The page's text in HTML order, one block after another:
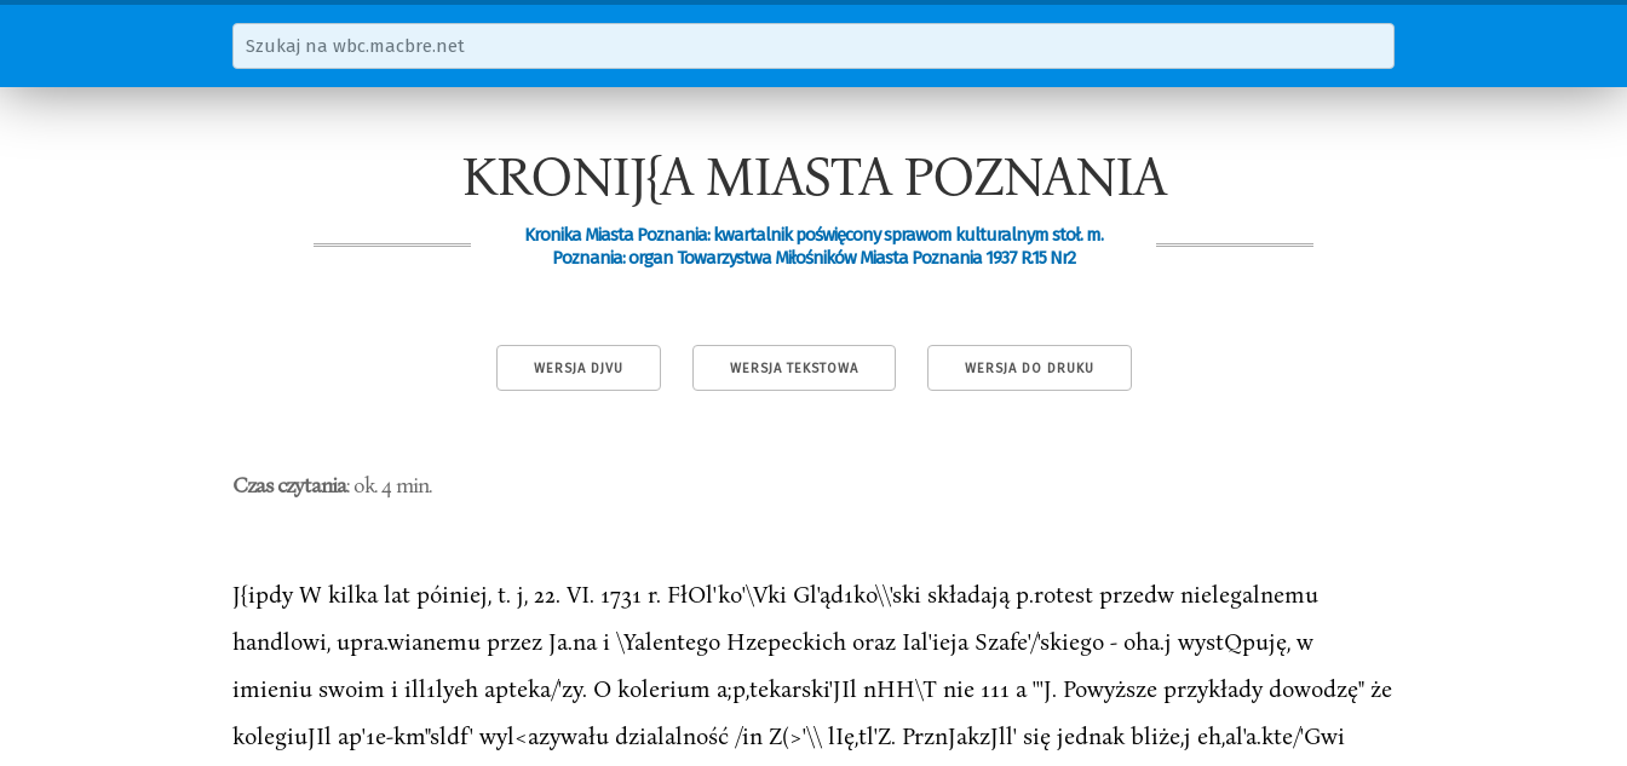
KRONIJ{A MIASTA POZNANIA
Kronika Miasta Poznania: kwartalnik poświęcony sprawom kulturalnym stoł. m.
Poznania: organ Towarzystwa Miłośników Miasta Poznania 1937 R.15 Nr2
WERSJA DJVU WERSJA TEKSTOWA WERSJA DO DRUKU
Czas czytania: ok. 4 min.
J{ipdy W kilka lat póiniej, t. j, 22. VI. 1731 r. FłOl'ko'\Vki Gl'ąd1ko\\'ski składają p.rotest przedw nielegalnemu
handlowi, upra.wianemu przez Ja.na i \Yalentego Hzepeckich oraz Ial'ieja Szafe'/'skiego - oha.j wystQpuję, w
imieniu swoim i ill1lyeh apteka/'zy. O kolerium a;p,tekarski'JIl nHH\T nie 111 a '''J. Powyższe przykłady dowodzę" że
kolegiuJIl ap'1e-km"sldf' wyl<azywału dzialalność /in Z(>'\\ lIę,tl'Z. PrznJakzJll' się jednak bliże,j eh,al'a.kte/'Gwi